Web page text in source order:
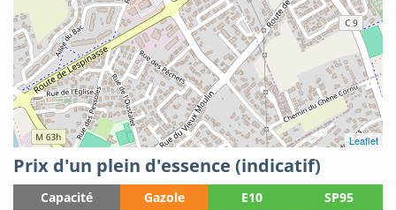
Leaflet
Prix d'un plein d'essence (indicatif)
Capacité Gazole E10
SP95